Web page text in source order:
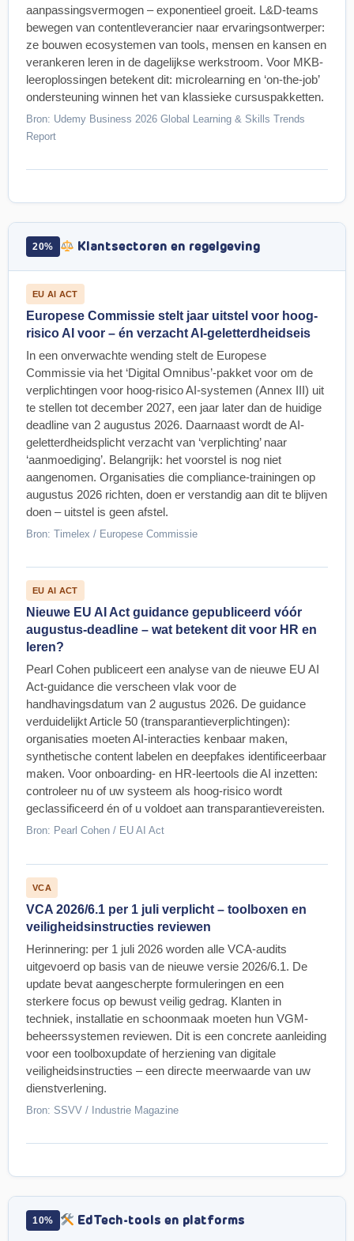
aanpassingsvermogen – exponentieel groeit. L&D-teams
bewegen van contentleverancier naar ervaringsontwerper:
ze bouwen ecosystemen van tools, mensen en kansen en
verankeren leren in de dagelijkse werkstroom. Voor MKB-
leeroplossingen betekent dit: microlearning en ‘on-the-job’
ondersteuning winnen het van klassieke cursuspakketten.
Bron: Udemy Business 2026 Global Learning & Skills Trends
Report
20% Klantsectoren en regelgeving
EU AI ACT
Europese Commissie stelt jaar uitstel voor hoog-
risico AI voor – én verzacht AI-geletterdheidseis
In een onverwachte wending stelt de Europese
Commissie via het ‘Digital Omnibus’-pakket voor om de
verplichtingen voor hoog-risico AI-systemen (Annex III) uit
te stellen tot december 2027, een jaar later dan de huidige
deadline van 2 augustus 2026. Daarnaast wordt de AI-
geletterdheidsplicht verzacht van ‘verplichting’ naar
‘aanmoediging’. Belangrijk: het voorstel is nog niet
aangenomen. Organisaties die compliance-trainingen op
augustus 2026 richten, doen er verstandig aan dit te blijven
doen – uitstel is geen afstel.
Bron: Timelex / Europese Commissie
EU AI ACT
Nieuwe EU AI Act guidance gepubliceerd vóór
augustus-deadline – wat betekent dit voor HR en
leren?
Pearl Cohen publiceert een analyse van de nieuwe EU AI
Act-guidance die verscheen vlak voor de
handhavingsdatum van 2 augustus 2026. De guidance
verduidelijkt Article 50 (transparantieverplichtingen):
organisaties moeten AI-interacties kenbaar maken,
synthetische content labelen en deepfakes identificeerbaar
maken. Voor onboarding- en HR-leertools die AI inzetten:
controleer nu of uw systeem als hoog-risico wordt
geclassificeerd én of u voldoet aan transparantievereisten.
Bron: Pearl Cohen / EU AI Act
VCA
VCA 2026/6.1 per 1 juli verplicht – toolboxen en
veiligheidsinstructies reviewen
Herinnering: per 1 juli 2026 worden alle VCA-audits
uitgevoerd op basis van de nieuwe versie 2026/6.1. De
update bevat aangescherpte formuleringen en een
sterkere focus op bewust veilig gedrag. Klanten in
techniek, installatie en schoonmaak moeten hun VGM-
beheerssystemen reviewen. Dit is een concrete aanleiding
voor een toolboxupdate of herziening van digitale
veiligheidsinstructies – een directe meerwaarde van uw
dienstverlening.
Bron: SSVV / Industrie Magazine
10% EdTech-tools en platforms